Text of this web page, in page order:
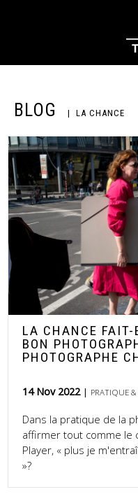
BLOG LA CHANCE
LA CHANCE FAIT-
BON
PHOTOGRAPHE
14 Nov 2022 PRATIQUE
Dans la pratique de la
affirmer tout comme le
Player, « plus je
»?